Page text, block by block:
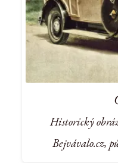
Historický
Bejvávalo.cz,